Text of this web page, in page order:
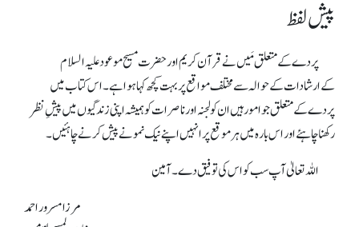
پیش لفظ
پردے کے متعلق مَیں نے قرآن کریم اور حضرت مسیح موعود علیہ السلام
کےارشادات کے حوالہ سے مختلف مواقع پر بہت کچھ کہا ہوا ہے۔اس کتاب میں
پردے کے متعلق جو امور ہیں ان کو لجنہ اور ناصرات کو ہمیشہ اپنی زندگیوں میں پیشِ نظر
رکھنا چاہئےاور اس بارہ میں ہر موقع پر انہیں اپنے نیک نمونے پیش کرنے چاہئیں۔
اللہ تعالیٰ آپ سب کو اس کی توفیق دے۔آمین
مرزا مسرور احمد